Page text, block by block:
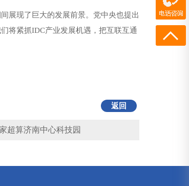
展现了巨大的发展前景。党中央也提出
将紧抓IDC产业发展机遇，把互联互通
返回
超算济南中心科技园